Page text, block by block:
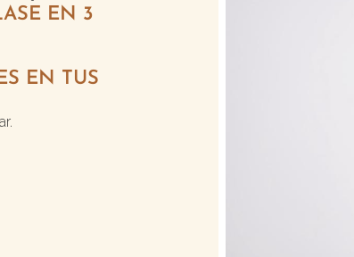
EN 3
EN TUS